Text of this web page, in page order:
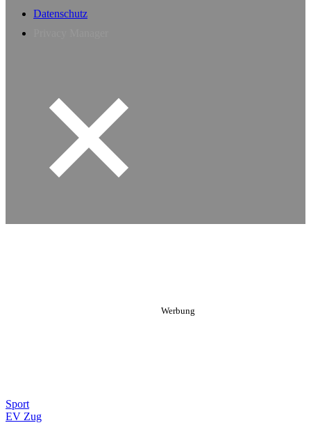
Datenschutz
Sport
EV Zug